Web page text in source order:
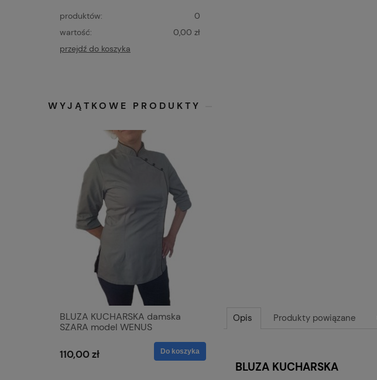
produktów:
0
wartość:
0,00 zł
przejdź do koszyka
WYJĄTKOWE PRODUKTY
BLUZA KUCHARSKA damska
SZARA model WENUS
110,00 zł Do koszyka
nowość HIT BLUZA KUCHARSKA
Opis Produkty powiązane
BLUZA KUCHARSKA